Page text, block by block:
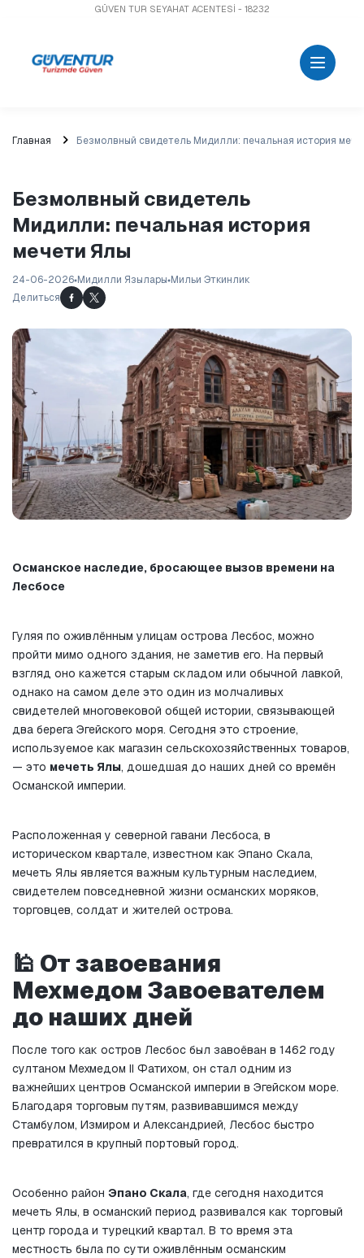
GÜVEN TUR SEYAHAT ACENTESİ - 18232
Главная Безмолвный свидетель Мидилли: печальная история
Безмолвный свидетель
Мидилли: печальная история
мечети Ялы
24-06-2026 Мидилли Язылары Мильи Эткинлик
Делиться
Османское наследие, бросающее вызов времени на
Лесбосе
Гуляя по оживлённым улицам острова Лесбос, можно
пройти мимо одного здания, не заметив его. На первый
взгляд оно кажется старым складом или обычной лавкой,
однако на самом деле это один из молчаливых
свидетелей многовековой общей истории, связывающей
два берега Эгейского моря. Сегодня это строение,
используемое как магазин сельскохозяйственных товаров,
— это мечеть Ялы, дошедшая до наших дней со времён
Османской империи.
Расположенная у северной гавани Лесбоса, в
историческом квартале, известном как Эпано Скала,
мечеть Ялы является важным культурным наследием,
свидетелем повседневной жизни османских моряков,
торговцев, солдат и жителей острова.
🕌 От завоевания
Мехмедом Завоевателем
до наших дней
После того как остров Лесбос был завоёван в 1462 году
султаном Мехмедом II Фатихом, он стал одним из
важнейших центров Османской империи в Эгейском море.
Благодаря торговым путям, развивавшимся между
Стамбулом, Измиром и Александрией, Лесбос быстро
превратился в крупный портовый город.
Особенно район Эпано Скала, где сегодня находится
мечеть Ялы, в османский период развивался как торговый
центр города и турецкий квартал. В то время эта
местность была по сути оживлённым османским